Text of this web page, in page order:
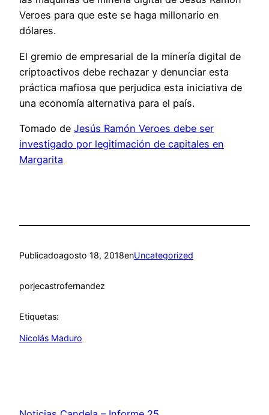
Veroes para que este se haga millonario en
dólares.
El gremio de empresarial de la minería digital de
criptoactivos debe rechazar y denunciar esta
práctica mafiosa que perjudica esta iniciativa de
una economía alternativa para el país.
Tomado de Jesús Ramón Veroes debe ser
investigado por legitimación de capitales en
Margarita
Publicadoagosto 18, 2018enUncategorized
porjecastrofernandez
Etiquetas:
Nicolás Maduro